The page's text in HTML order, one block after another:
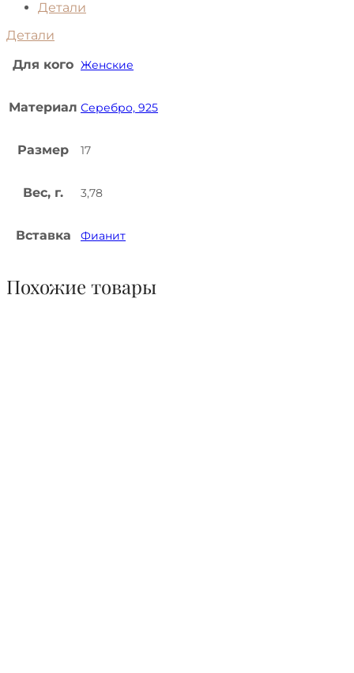
Детали
Детали
Для кого Женские
Материал Серебро, 925
Размер 17
Вес, г. 3,78
Вставка Фианит
Похожие товары